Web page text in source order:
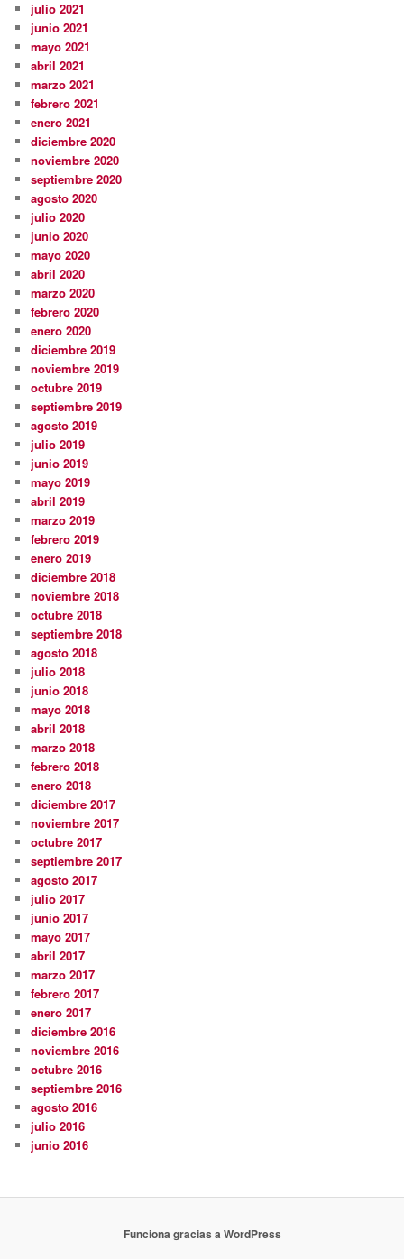
julio 2021
junio 2021
mayo 2021
abril 2021
marzo 2021
febrero 2021
enero 2021
diciembre 2020
noviembre 2020
septiembre 2020
agosto 2020
julio 2020
junio 2020
mayo 2020
abril 2020
marzo 2020
febrero 2020
enero 2020
diciembre 2019
noviembre 2019
octubre 2019
septiembre 2019
agosto 2019
julio 2019
junio 2019
mayo 2019
abril 2019
marzo 2019
febrero 2019
enero 2019
diciembre 2018
noviembre 2018
octubre 2018
septiembre 2018
agosto 2018
julio 2018
junio 2018
mayo 2018
abril 2018
marzo 2018
febrero 2018
enero 2018
diciembre 2017
noviembre 2017
octubre 2017
septiembre 2017
agosto 2017
julio 2017
junio 2017
mayo 2017
abril 2017
marzo 2017
febrero 2017
enero 2017
diciembre 2016
noviembre 2016
octubre 2016
septiembre 2016
agosto 2016
julio 2016
junio 2016
Funciona gracias a WordPress